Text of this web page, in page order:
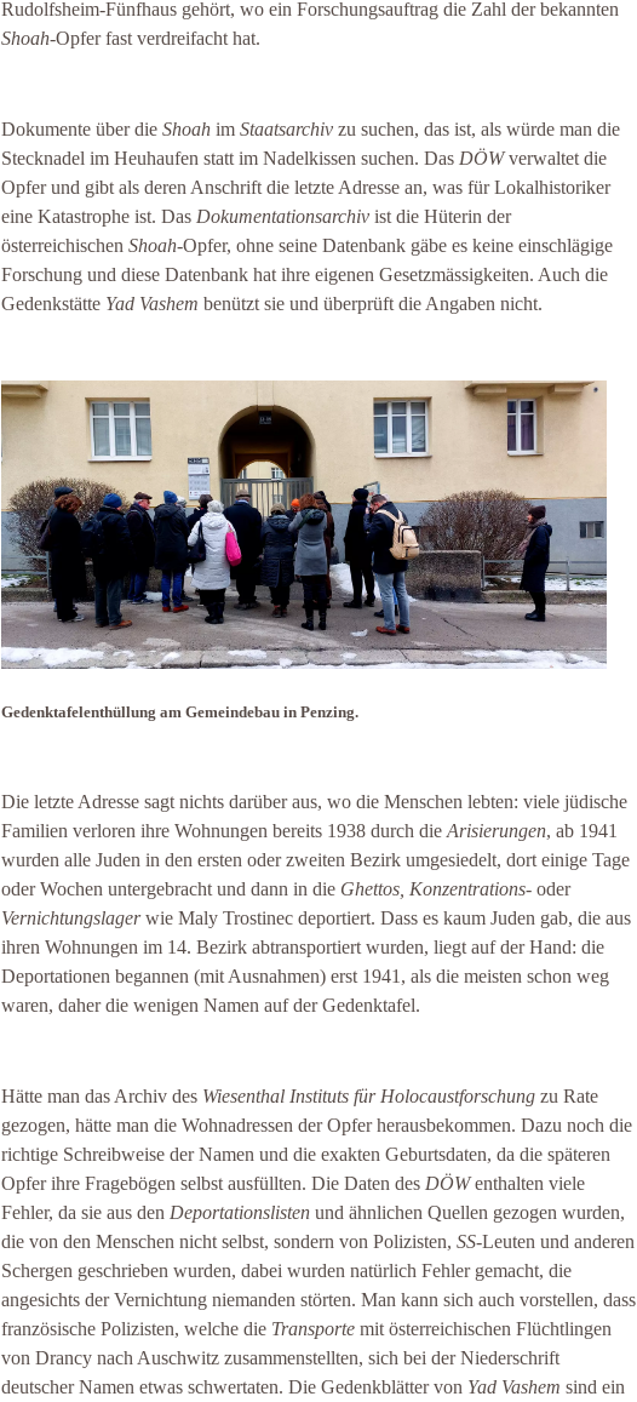
Rudolfsheim-Fünfhaus gehört, wo ein Forschungsauftrag die Zahl der bekannten
Shoah-Opfer fast verdreifacht hat.
Dokumente über die Shoah im Staatsarchiv zu suchen, das ist, als würde man die
Stecknadel im Heuhaufen statt im Nadelkissen suchen. Das DÖWverwaltet die
Opfer und gibt als deren Anschrift die letzte Adresse an, was für Lokalhistoriker
eine Katastrophe ist. Das Dokumentationsarchiv ist die Hüterin der
österreichischen Shoah-Opfer, ohne seine Datenbank gäbe es keine einschlägige
Forschung und diese Datenbank hat ihre eigenen Gesetzmässigkeiten. Auch die
Gedenkstätte Yad Vashem benützt sie und überprüft die Angaben nicht.
Gedenktafelenthüllung am Gemeindebau in Penzing.
Die letzte Adresse sagt nichts darüber aus, wo die Menschen lebten: viele jüdische
Familien verloren ihre Wohnungen bereits 1938 durch dieArisierungen, ab 1941
wurden alle Juden in den ersten oder zweiten Bezirk umgesiedelt, dort einige Tage
oder Wochen untergebracht und dann in die Ghettos, Konzentrations- oder
Vernichtungslagerwie Maly Trostinec deportiert. Dass es kaum Juden gab, die aus
ihren Wohnungen im 14. Bezirk abtransportiert wurden, liegt auf der Hand: die
Deportationen begannen (mit Ausnahmen) erst 1941, als die meisten schon weg
waren, daher die wenigen Namen auf der Gedenktafel.
Hätte man das Archiv des Wiesenthal Instituts für Holocaustforschung zu Rate
gezogen, hätte man die Wohnadressen der Opfer herausbekommen. Dazu noch die
richtige Schreibweise der Namen und die exakten Geburtsdaten, da die späteren
Opfer ihre Fragebögen selbst ausfüllten. Die Daten des DÖWenthalten viele
Fehler, da sie aus den Deportationslisten und ähnlichen Quellen gezogen wurden,
die von den Menschen nicht selbst, sondern von Polizisten, SS-Leuten und anderen
Schergen geschrieben wurden, dabei wurden natürlich Fehler gemacht, die
angesichts der Vernichtung niemanden störten. Man kann sich auch vorstellen, dass
französische Polizisten, welche die Transporte mit österreichischen Flüchtlingen
von Drancy nach Auschwitz zusammenstellten, sich bei der Niederschrift
deutscher Namen etwas schwertaten. Die Gedenkblätter von Yad Vashem sind ein